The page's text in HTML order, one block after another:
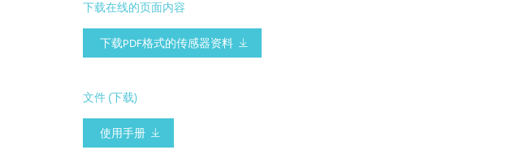
下载在线的页面内容
下载PDF格式的传感器资料
文件 (下载)
使用手册